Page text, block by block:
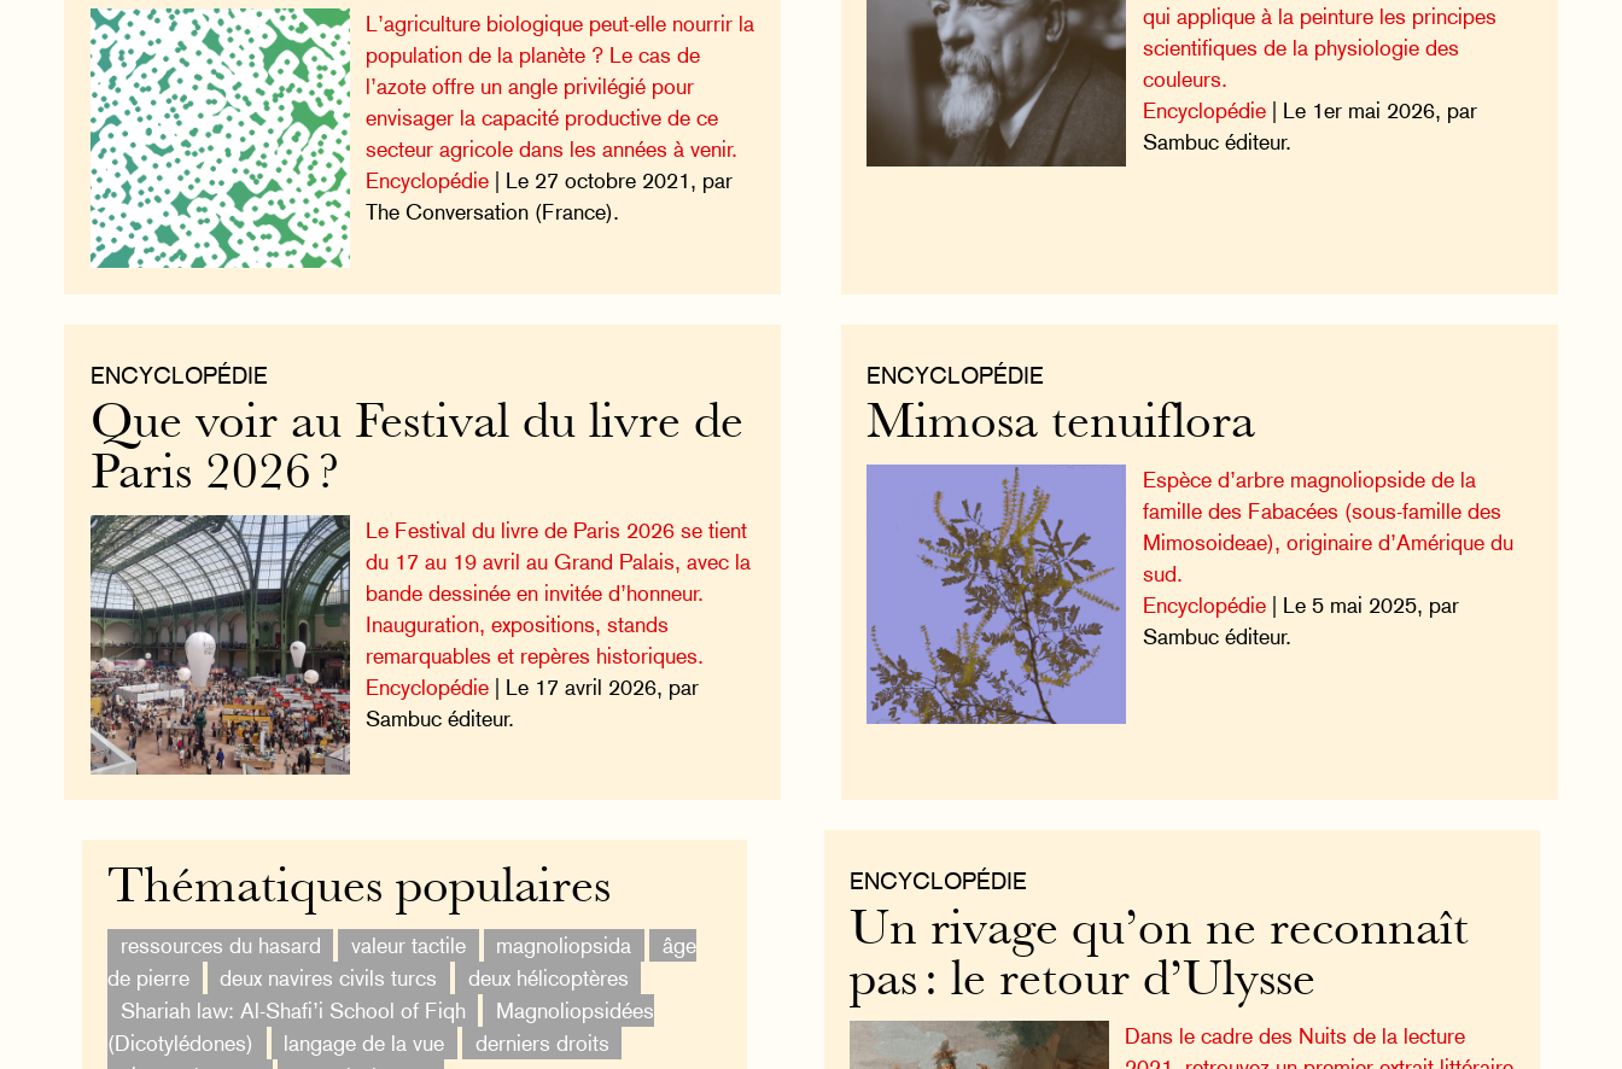
qui applique à la peinture les principes
scientifiques de la physiologie des
couleurs.
Encyclopédie| Le 1er mai 2026, par
Sambuc éditeur.
L’agriculture biologique peut-elle nourrir la
population de la planète ? Le cas de
l’azote offre un angle privilégié pour
envisager la capacité productive de ce
secteur agricole dans les années à venir.
Encyclopédie | Le 27 octobre 2021, par
The Conversation (France).
ENCYCLOPÉDIE
Mimosa tenuiflora
Espèce d’arbre magnoliopside de la
famille des Fabacées (sous-famille des
Mimosoideae), originaire d’Amérique du
sud.
Encyclopédie| Le 5 mai 2025, par
Sambuc éditeur.
ENCYCLOPÉDIE
Que voir au Festival du livre de
Paris 2026 ?
Le Festival du livre de Paris 2026 se tient
du 17 au 19 avril au Grand Palais, avec la
bande dessinée en invitée d’honneur.
Inauguration, expositions, stands
remarquables et repères historiques.
Encyclopédie | Le 17 avril 2026, par
Sambuc éditeur.
ENCYCLOPÉDIE
Un rivage qu’on ne reconnaît
pas : le retour d’Ulysse
Dans le cadre des Nuits de la lecture
Thématiques populaires
ressources du hasard valeur tactile magnoliopsida
âge
de pierre
deux navires civils turcs
deux hélicoptères
Shariah law: Al-Shafi’i School of Fiqh
Magnoliopsidées
(Dicotylédones)
langage de la vue
derniers droits